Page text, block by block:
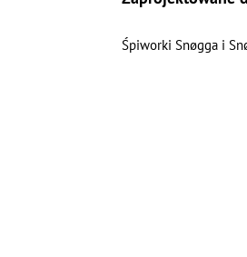
Śpiworki Snøgga i